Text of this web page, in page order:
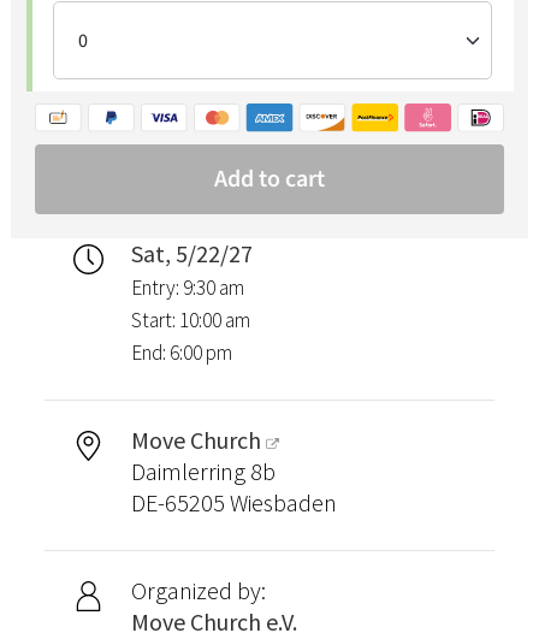
Sat, 5/22/27
Entry: 9:30 am
Start: 10:00 am
End: 6:00 pm
Move Church
Daimlerring 8b
DE-65205 Wiesbaden
Organized by:
Move Church e.V.